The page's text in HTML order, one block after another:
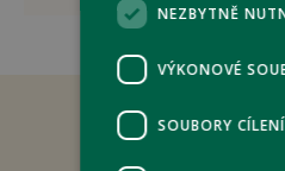
NEZBYTNĚ
VÝKONOVÉ
SOUBORY CÍLENÍ